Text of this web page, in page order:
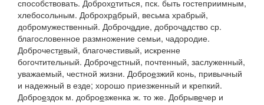
способствовать. Доброхотиться, пск. быть гостеприимным,
хлебосольным. Доброхрабрый, весьма храбрый,
добромужественный. Доброчадие, доброчадство ср.
благословенное размножение семьи, чадородие.
Доброчестивый, благочестивый, искренне
богочтительный. Доброчестный, почтенный, заслуженный,
уважаемый, честной жизни. Доброезжий конь, привычный
и надежный в езде; хорошо приезженный и крепкий.
Доброездок м. доброезженка ж. то же. Добрывечер и